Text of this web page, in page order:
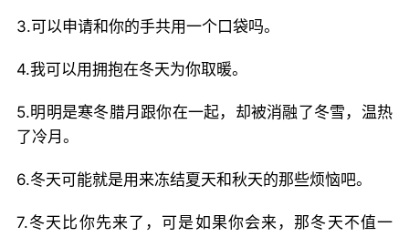
3.可以申请和你的手共用一个口袋吗。
4.我可以用拥抱在冬天为你取暖。
5.明明是寒冬腊月跟你在一起，却被消融了冬雪，温热
了冷月。
6.冬天可能就是用来冻结夏天和秋天的那些烦恼吧。
7.冬天比你先来了，可是如果你会来，那冬天不值一